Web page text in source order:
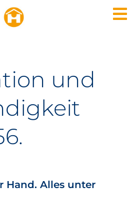
und
Hand. Alles unter